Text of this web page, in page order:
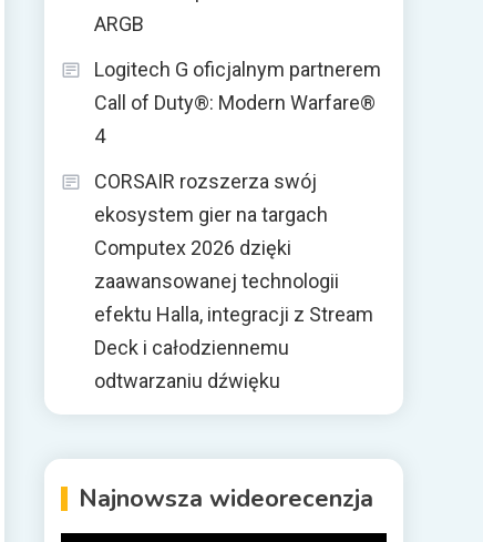
ARGB
Logitech G oficjalnym partnerem
Call of Duty®: Modern Warfare®
4
CORSAIR rozszerza swój
ekosystem gier na targach
Computex 2026 dzięki
zaawansowanej technologii
efektu Halla, integracji z Stream
Deck i całodziennemu
odtwarzaniu dźwięku
Najnowsza wideorecenzja